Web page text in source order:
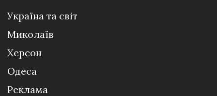
Україна та світ
Миколаїв
Херсон
Одеса
Реклама